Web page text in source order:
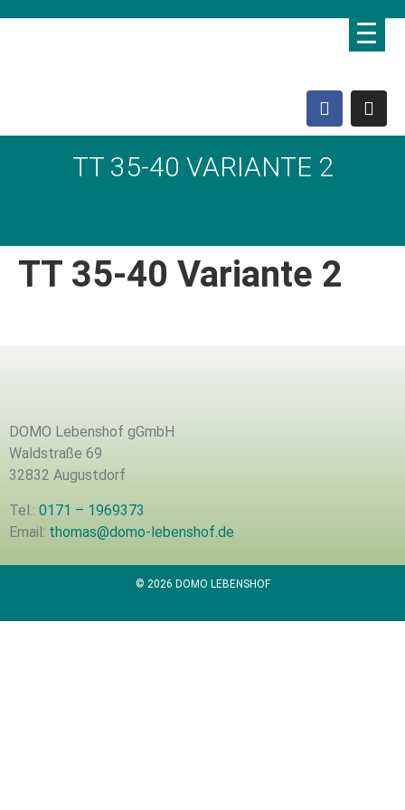
TT 35-40 VARIANTE 2
TT 35-40 Variante 2
DOMO Lebenshof gGmbH
Waldstraße 69
32832 Augustdorf
Tel.: 0171 – 1969373
Email: thomas@domo-lebenshof.de
© 2026 DOMO LEBENSHOF